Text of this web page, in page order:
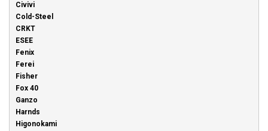
Civivi
Cold-Steel
CRKT
ESEE
Fenix
Ferei
Fisher
Fox 40
Ganzo
Harnds
Higonokami